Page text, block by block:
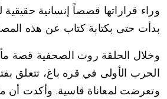
وراء قراراتها قصصاً إنسانية حقيقية
بدأت حتى بكتابة كتاب عن هذه
وخلال الحلقة روت الصحفية قصة
الحرب الأولى في قره باغ، تتعلق
وتعرضت لمعاناة قاسية. وأكدت أن